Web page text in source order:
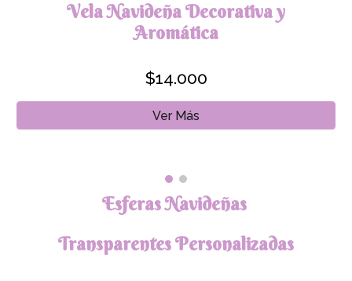
Vela Navideña Decorativa y
Aromática
$14.000
Ver Más
Esferas Navideñas
Transparentes Personalizadas